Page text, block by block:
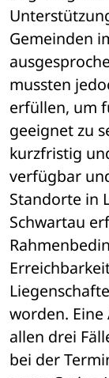
Gemeinden
mussten
erfüllen, um
geeignet zu
kurzfristig
verfügbar
Standorte in
Schwartau
worden.
allen drei
bei der